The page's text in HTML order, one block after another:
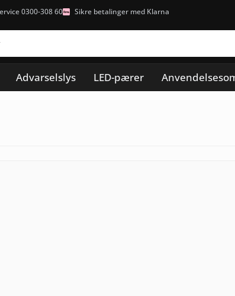
0300-308 60 Sikre betalinger med Klarna
Advarselslys LED-pærer